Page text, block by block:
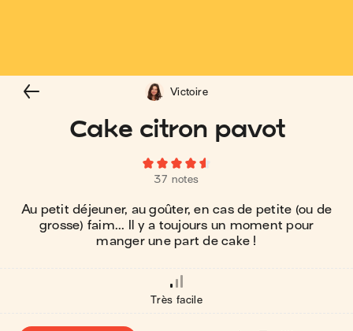
Cake citron pavot
37 notes
Au petit déjeuner, au goûter, en cas de petite (ou de
grosse) faim... Il y a toujours un moment pour
manger une part de cake !
Victoire
Très facile